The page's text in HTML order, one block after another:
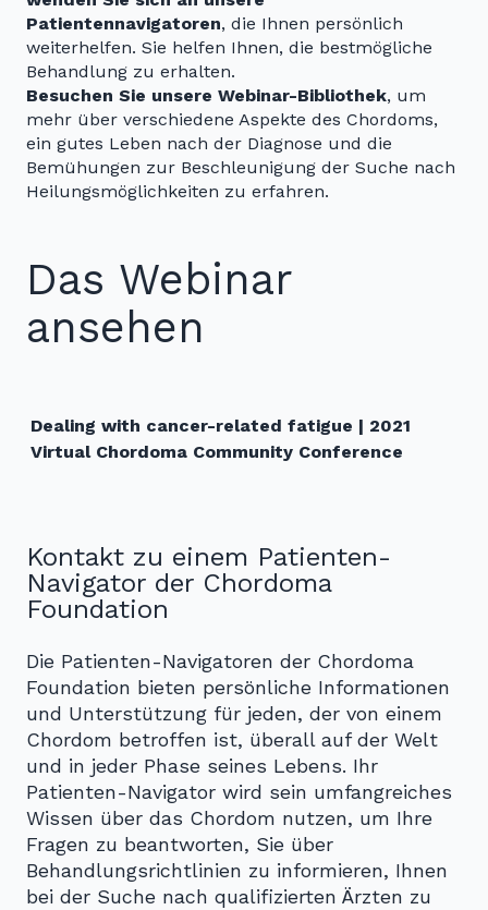
Patientennavigatoren, die Ihnen persönlich
weiterhelfen. Sie helfen Ihnen, die bestmögliche
Behandlung zu erhalten.
Besuchen Sie unsere Webinar-Bibliothek, um
mehr über verschiedene Aspekte des Chordoms,
ein gutes Leben nach der Diagnose und die
Bemühungen zur Beschleunigung der Suche nach
Heilungsmöglichkeiten zu erfahren.
Das Webinar
ansehen
Dealing with cancer-related fatigue | 2021
Virtual Chordoma Community Conference
Kontakt zu einem Patienten-
Navigator der Chordoma
Foundation
Die Patienten-Navigatoren der Chordoma
Foundation bieten persönliche Informationen
und Unterstützung für jeden, der von einem
Chordom betroffen ist, überall auf der Welt
und in jeder Phase seines Lebens. Ihr
Patienten-Navigator wird sein umfangreiches
Wissen über das Chordom nutzen, um Ihre
Fragen zu beantworten, Sie über
Behandlungsrichtlinien zu informieren, Ihnen
bei der Suche nach qualifizierten Ärzten zu